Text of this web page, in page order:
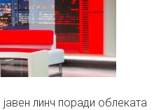
линч поради облеката